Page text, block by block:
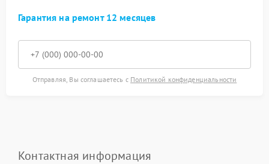
Гарантия на ремонт 12 месяцев
Отправляя, Вы соглашаетесь с Политикой конфиденциальности
Контактная информация